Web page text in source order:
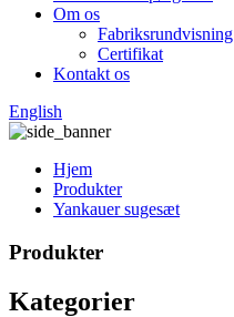
Om os
Fabriksrundvisning
Certifikat
Kontakt os
English
Hjem
Produkter
Yankauer sugesæt
Produkter
Kategorier